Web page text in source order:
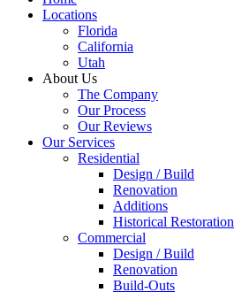
Locations
Florida
California
Utah
About Us
The Company
Our Process
Our Reviews
Our Services
Residential
Design / Build
Renovation
Additions
Historical Restoration
Commercial
Design / Build
Renovation
Build-Outs